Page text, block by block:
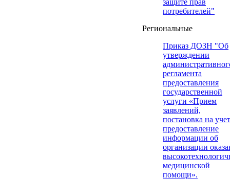
защите прав
потребителей"
Региональные
Приказ ДОЗН "Об
утверждении
регламента
предоставления
государственной
услуги «Прием
заявлений,
постановка на
предоставление
информации об
организации
медицинской
помощи».